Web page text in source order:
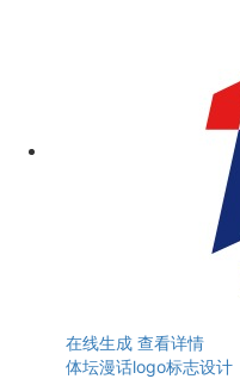
在线生成 查看详情
体坛漫话logo标志设计